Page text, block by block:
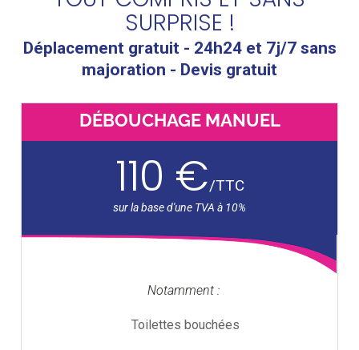
SURPRISE !
Déplacement gratuit - 24h24 et 7j/7 sans
majoration - Devis gratuit
DÉBOUCHAGE MANUEL
110 €/TTC
Notamment :
Toilettes bouchées